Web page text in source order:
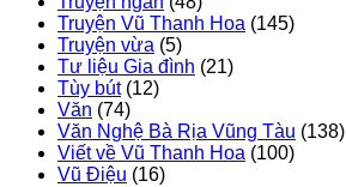
Truyện Vũ Thanh Hoa (145)
Truyện vừa (5)
Tư liệu Gia đình (21)
Tùy bút(12)
Văn (74)
Văn Nghệ Bà Rịa Vũng Tàu (138)
Viết về Vũ Thanh Hoa (100)
Vũ Điệu (16)